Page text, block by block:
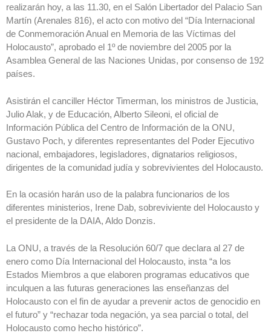
realizarán hoy, a las 11.30, en el Salón Libertador del Palacio San
Martín (Arenales 816), el acto con motivo del “Día Internacional
de Conmemoración Anual en Memoria de las Víctimas del
Holocausto”, aprobado el 1º de noviembre del 2005 por la
Asamblea General de las Naciones Unidas, por consenso de 192
países.
Asistirán el canciller Héctor Timerman, los ministros de Justicia,
Julio Alak, y de Educación, Alberto Sileoni, el oficial de
Información Pública del Centro de Información de la ONU,
Gustavo Poch, y diferentes representantes del Poder Ejecutivo
nacional, embajadores, legisladores, dignatarios religiosos,
dirigentes de la comunidad judía y sobrevivientes del Holocausto.
En la ocasión harán uso de la palabra funcionarios de los
diferentes ministerios, Irene Dab, sobreviviente del Holocausto y
el presidente de la DAIA, Aldo Donzis.
La ONU, a través de la Resolución 60/7 que declara al 27 de
enero como Día Internacional del Holocausto, insta “a los
Estados Miembros a que elaboren programas educativos que
inculquen a las futuras generaciones las enseñanzas del
Holocausto con el fin de ayudar a prevenir actos de genocidio en
el futuro” y “rechazar toda negación, ya sea parcial o total, del
Holocausto como hecho histórico”.